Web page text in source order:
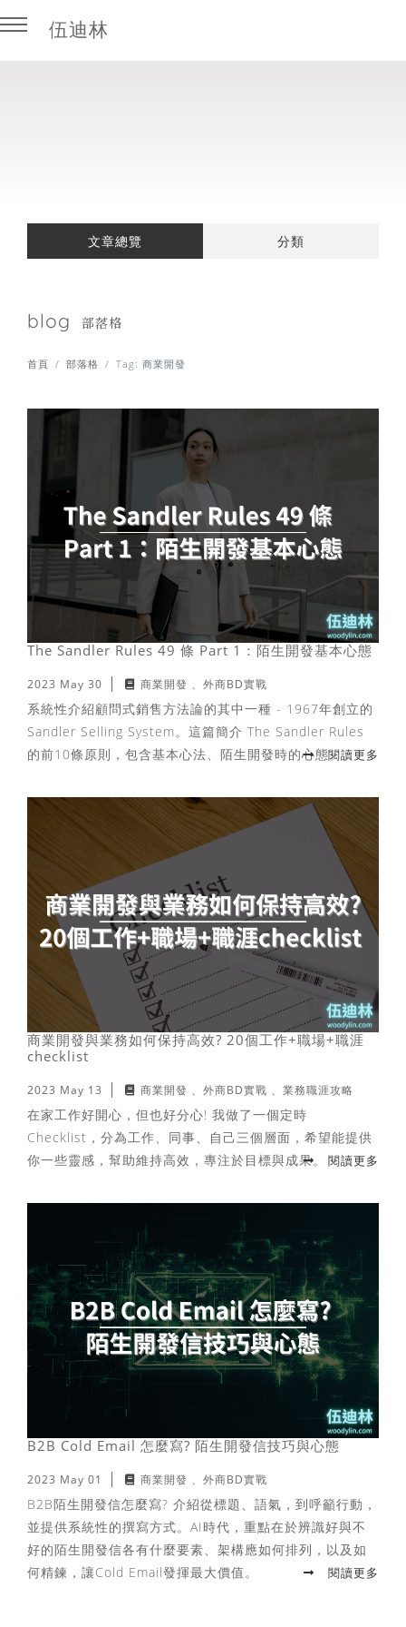
伍迪林
業務職涯攻略
日本房地產
證照考試
文章總覽 分類
blog 部落格
首頁 部落格 Tag: 商業開發
The Sandler Rules 49 條 Part 1：陌生開發基本心態
2023 May 30 商業開發 外商BD實戰
系統性介紹顧問式銷售方法論的其中一種 - 1967年創立的
Sandler Selling System。這篇簡介 The Sandler Rules
的前10條原則，包含基本心法、陌生開發時的心態。閱讀更多
商業開發與業務如何保持高效? 20個工作+職場+職涯
checklist
2023 May 13 商業開發 外商BD實戰 業務職涯攻略
在家工作好開心，但也好分心! 我做了一個定時
Checklist，分為工作、同事、自己三個層面，希望能提供
你一些靈感，幫助維持高效，專注於目標與成果。
閱讀更多
B2B Cold Email 怎麼寫? 陌生開發信技巧與心態
2023 May 01 商業開發 外商BD實戰
B2B陌生開發信怎麼寫? 介紹從標題、語氣，到呼籲行動，
並提供系統性的撰寫方式。AI時代，重點在於辨識好與不
好的陌生開發信各有什麼要素、架構應如何排列，以及如
何精鍊，讓Cold Email發揮最大價值。
閱讀更多